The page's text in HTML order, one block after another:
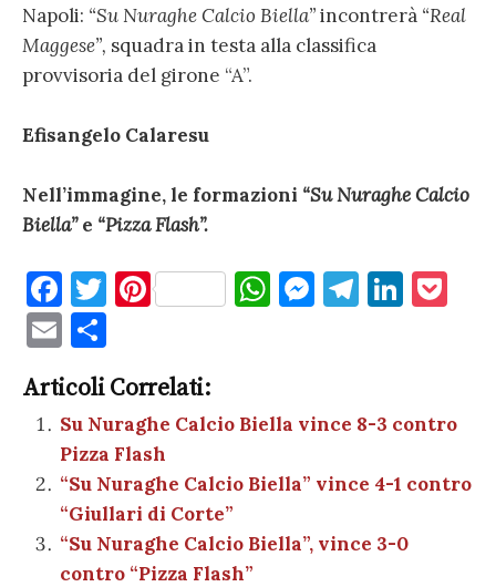
Napoli: “Su Nuraghe Calcio Biella”incontrerà “Real
Maggese”, squadra in testa alla classifica
provvisoria del girone “A”.
Efisangelo Calaresu
Nell’immagine, le formazioni “Su Nuraghe Calcio
Biella”e “Pizza Flash”.
F
a
c
e
b
o
o
k
T
te
r
Pi
es
t
W
A
p
p
M
g
er
T
a
m
Li
dI et
E
m
ai
l
n
di
vi
di
Articoli Correlati:
Su Nuraghe Calcio Biella vince 8-3 contro
Pizza Flash
“Su Nuraghe Calcio Biella” vince 4-1 contro
“Giullari di Corte”
“Su Nuraghe Calcio Biella”, vince 3-0
contro “Pizza Flash”